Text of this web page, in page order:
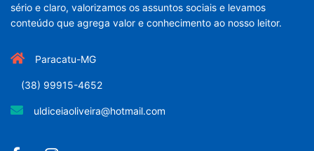
sério e claro, valorizamos os assuntos sociais e levamos
conteúdo que agrega valor e conhecimento ao nosso leitor.
Paracatu-MG
(38) 99915-4652
uldiceiaoliveira@hotmail.com